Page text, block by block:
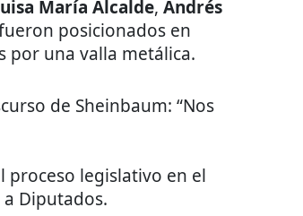
María Alcalde, Andrés
posicionados en
por una valla metálica.
de Sheinbaum: “Nos
proceso legislativo en el
Diputados.